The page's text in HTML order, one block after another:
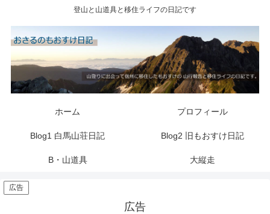
登山と山道具と移住ライフの日記です
ホーム プロフィール
Blog1 白馬山荘日記 Blog2 旧もおすけ日記
B・山道具 大縦走
広告
広告